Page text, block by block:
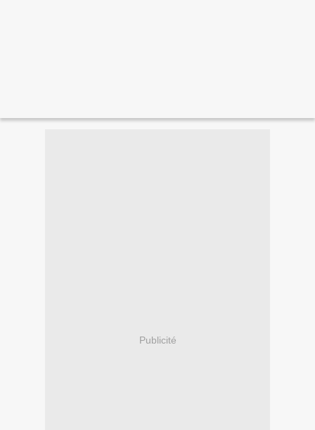
Publicité